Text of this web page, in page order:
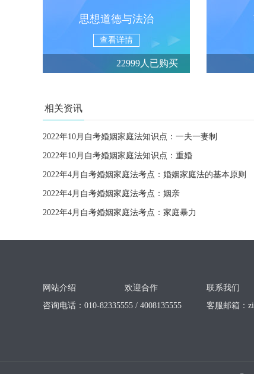
思想道德与法治
查看详情
22999人已购买
相关资讯
2022年10月自考婚姻家庭法知识点：一夫一妻制
2022年10月自考婚姻家庭法知识点：重婚
2022年4月自考婚姻家庭法考点：婚姻家庭法的基本原则
2022年4月自考婚姻家庭法考点：姻亲
2022年4月自考婚姻家庭法考点：家庭暴力
网站介绍 欢迎合作 联系我们
咨询电话：010-82335555 / 4008135555
客服邮箱：